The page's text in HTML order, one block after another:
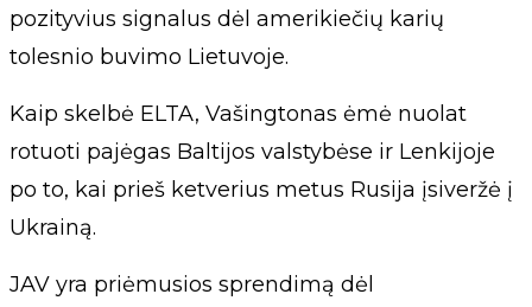
pozityvius signalus dėl amerikiečių karių
tolesnio buvimo Lietuvoje.
Kaip skelbė ELTA, Vašingtonas ėmė nuolat
rotuoti pajėgas Baltijos valstybėse ir Lenkijoje
po to, kai prieš ketverius metus Rusija įsiveržė į
Ukrainą.
JAV yra priėmusios sprendimą dėl